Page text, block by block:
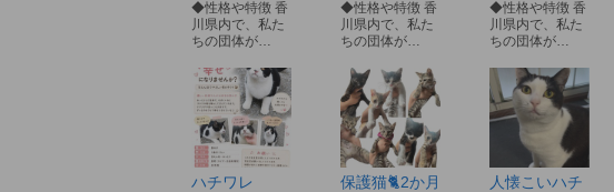
◆性格や特徴 香
川県内で、私た
ちの団体が…
◆性格や特徴 香
川県内で、私た
ちの団体が…
◆性格や特徴 香
川県内で、私た
ちの団体が…
ハチワレ
保護猫🐈2か月
人懐こいハチ